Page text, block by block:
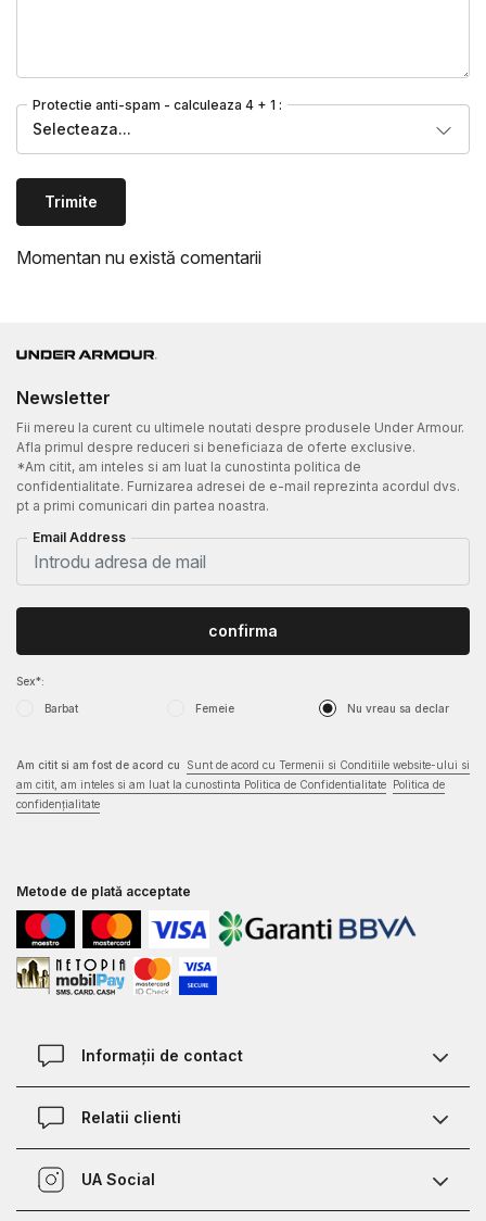
Protectie anti-spam - calculeaza 4 + 1 :
Selecteaza...
Trimite
Momentan nu există comentarii
Newsletter
Fii mereu la curent cu ultimele noutati despre produsele Under Armour.
Afla primul despre reduceri si beneficiaza de oferte exclusive.
*Am citit, am inteles si am luat la cunostinta politica de
confidentialitate. Furnizarea adresei de e-mail reprezinta acordul dvs.
pt a primi comunicari din partea noastra.
Email Address
Sex*:
Barbat Femeie Nu vreau sa declar
confirma
Am citit si am fost de acord cu
Sunt de acord cu Termenii si Conditiile website-ului si
am citit, am inteles si am luat la cunostinta Politica de Confidentialitate
Politica de
confidențialitate
Metode de plată acceptate
Informații de contact
Contact
Defineste marimea
Relatii clienti
Termeni si conditii
UA Social